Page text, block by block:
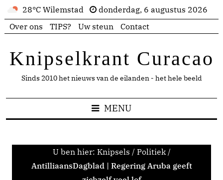
28°C Wilemstad
donderdag, 6 augustus 2026
Over ons
TIPS? Uw steun Contact
Knipselkrant Curacao
Sinds 2010 het nieuws van de eilanden - het hele beeld
MENU
U ben hier: Knipsels / Politiek /
AntilliaansDagblad | Regering Aruba geeft